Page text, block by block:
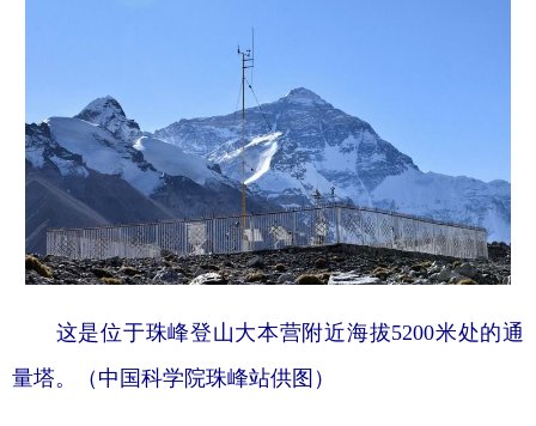
这是位于珠峰登山大本营附近海拔5200米处的通
量塔。（中国科学院珠峰站供图）